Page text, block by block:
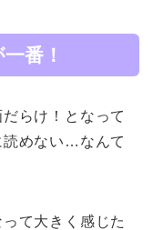
番！
らけ！となって
読めない…なんて
て大きく感じた